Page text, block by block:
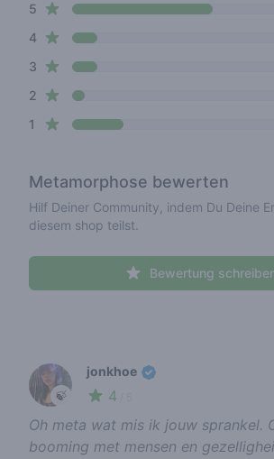
Review data
5 star reviews
4star reviews
3 star reviews
2 star reviews
1 star reviews
Metamorphose bewerten
Hilf Deiner Community, indem Du Deine
diesem shop teilst.
Bewertung
🍃
jonkhoe
4
Oh meta wat mis ik jouw sprankel.
booming met mensen en